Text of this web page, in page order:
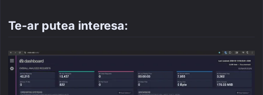
Te-ar putea interesa: